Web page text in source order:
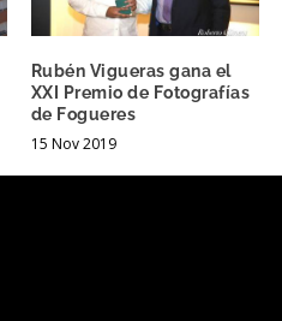
Rubén Vigueras gana el
XXI Premio de Fotografías
de Fogueres
15 Nov 2019